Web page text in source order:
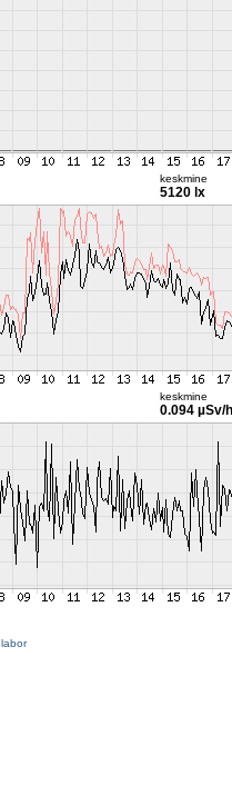
keskmine
5120 lx
keskmine
0.094 µSv/h